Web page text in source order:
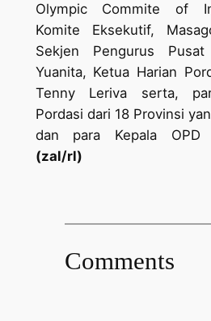
Olympic Commite of
Komite Eksekutif,
Sekjen Pengurus
Yuanita, Ketua Harian
Tenny Leriva serta,
Pordasi dari 18 Provinsi
dan para Kepala OPD
(zal/rl)
Comments